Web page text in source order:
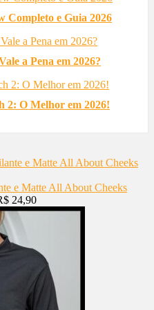
Completo e Guia 2026
a Pena em 2026?
2: O Melhor em 2026!
e Matte All About Cheeks
24,90